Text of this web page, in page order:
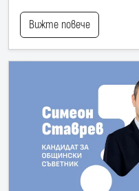
Вижте повече